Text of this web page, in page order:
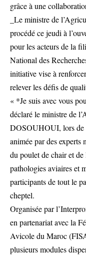
grâce à une
_Le ministre de
procédé ce jeudi à
pour les acteurs de la
National des
initiative vise à
relever les défis de
« *Je suis avec vous
déclaré le ministre de
DOSOUHOUI, lors de
animée par des experts
du poulet de chair et
pathologies aviaires et
participants de tout le
cheptel.
Organisée par
en partenariat avec la
Avicole du Maroc
plusieurs modules